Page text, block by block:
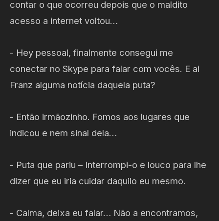
contar o que ocorreu depois que o maldito
acesso a internet voltou…
- Hey pessoal, finalmente consegui me
conectar no Skype para falar com vocês. E ai
Franz alguma notícia daquela puta?
- Então irmãozinho. Fomos aos lugares que
indicou e nem sinal dela…
- Puta que pariu – Interrompi-o e louco para lhe
dizer que eu iria cuidar daquilo eu mesmo.
- Calma, deixa eu falar… Não a encontramos,